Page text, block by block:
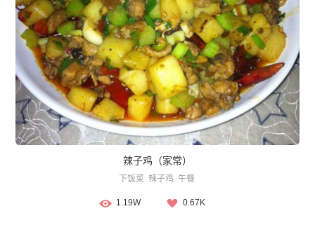
辣子鸡（家常）
下饭菜 辣子鸡 午餐
1.19W 0.67K